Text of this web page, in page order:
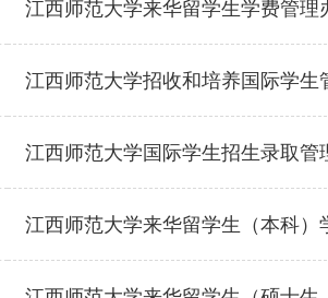
江西师范大学来华留学生学费管理
江西师范大学招收和培养国际学生
江西师范大学国际学生招生录取管
江西师范大学来华留学生（本科）